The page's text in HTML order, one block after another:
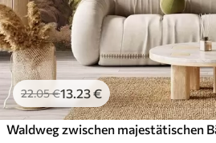
22.05€13 .23€